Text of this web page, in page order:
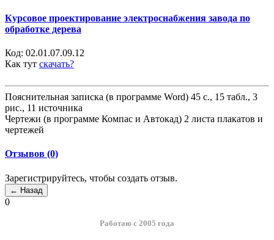
Курсовое проектирование электроснабжения завода по
обработке дерева
Код: 02.01.07.09.12
Как тут скачать?
Пояснительная записка (в программе Word) 45 с., 15 табл., 3
рис., 11 источника
Чертежи (в программе Компас и Автокад) 2 листа плакатов и
чертежей
Отзывов (0)
Зарегистрируйтесь, чтобы создать отзыв.
0
Работаю с 2005 года